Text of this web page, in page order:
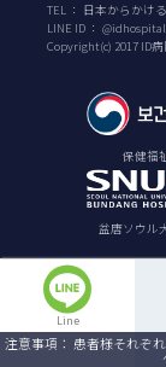
Line
TEL ： 日本からかけ
LINE ID ：
Copyright(c) 2017 ID
保健福
盆唐ソウル
注意事項： 患者様それぞ